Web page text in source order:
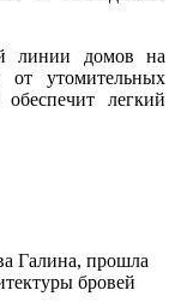
линии домов на
от утомительных
легкий
Галина, прошла
бровей